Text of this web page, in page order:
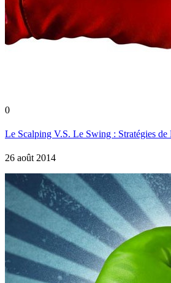
0
Le Scalping V.S. Le Swing : Stratégies
26 août 2014